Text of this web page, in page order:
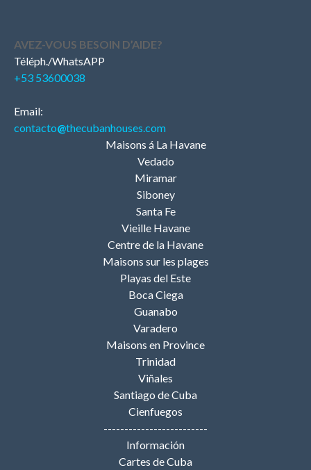
AVEZ-VOUS BESOIN D’AIDE?
Téléph./WhatsAPP
+53 53600038
Email:
contacto@thecubanhouses.com
Maisons á La Havane
Vedado
Miramar
Siboney
Santa Fe
Vieille Havane
Centre de la Havane
Maisons sur les plages
Playas del Este
Boca Ciega
Guanabo
Varadero
Maisons en Province
Trinidad
Viñales
Santiago de Cuba
Cienfuegos
-------------------------
Información
Cartes de Cuba